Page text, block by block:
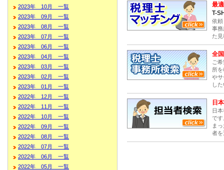
2023年 10月 一覧
2023年 09月 一覧
2023年 08月 一覧
2023年 07月 一覧
2023年 06月 一覧
2023年 04月 一覧
2023年 03月 一覧
2023年 02月 一覧
2023年 01月 一覧
2022年 12月 一覧
2022年 11月 一覧
2022年 10月 一覧
2022年 09月 一覧
2022年 08月 一覧
2022年 07月 一覧
2022年 06月 一覧
2022年 05月 一覧
最適
T-
依頼
事務
た
全
ご
所
やサ
し
日
日
です
ま
者を